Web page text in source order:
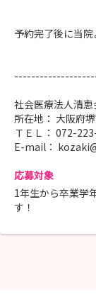
予約完了後に当院
社会医療法人清
所在地： 大阪府
ＴＥＬ： 072-
E-mail：
応募対象
1年生から卒業学
す！